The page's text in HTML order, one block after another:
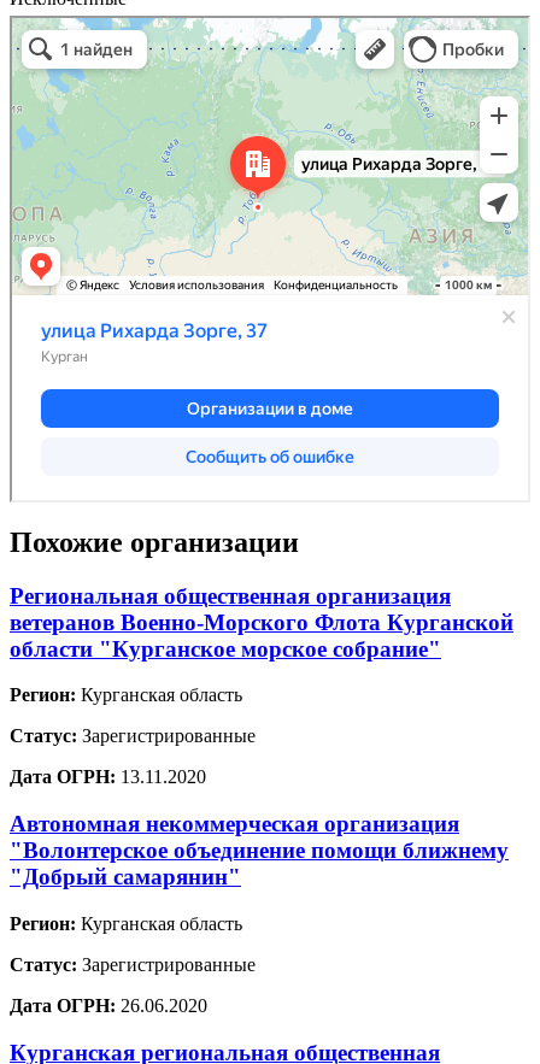
Похожие организации
Региональная общественная организация
ветеранов Военно-Морского Флота Курганской
области "Курганское морское собрание"
Регион: Курганская область
Статус: Зарегистрированные
Дата ОГРН: 13.11.2020
Автономная некоммерческая организация
"Волонтерское объединение помощи ближнему
"Добрый самарянин"
Регион: Курганская область
Статус: Зарегистрированные
Дата ОГРН: 26.06.2020
Курганская региональная общественная